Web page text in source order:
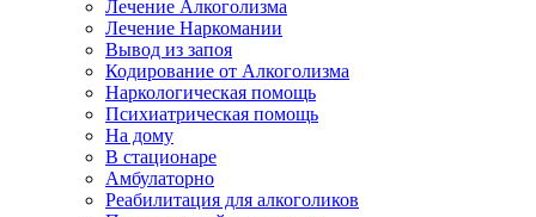
Лечение Алкоголизма
Лечение Наркомании
Вывод из запоя
Кодирование от Алкоголизма
Наркологическая помощь
Психиатрическая помощь
На дому
В стационаре
Амбулаторно
Реабилитация для алкоголиков